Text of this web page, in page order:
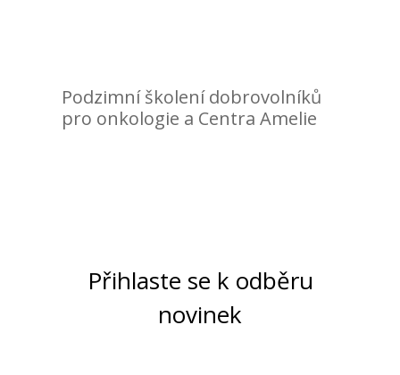
Podzimní školení dobrovolníků
pro onkologie a Centra Amelie
Přihlaste se k odběru
novinek